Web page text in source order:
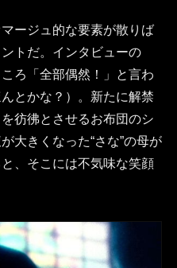
ージュ的な要素が散りば
トだ。インタビューの
ろ「全部偶然！」と言わ
とかな？）。新たに解禁
彷彿とさせるお布団のシ
大きくなった“さな”の母が
、そこには不気味な笑顔